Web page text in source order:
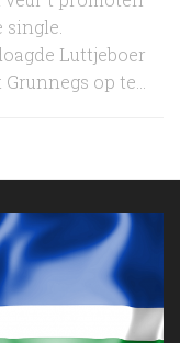
Luttjeboer
op te...